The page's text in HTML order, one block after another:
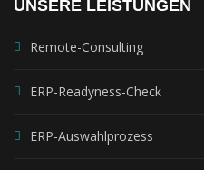
UNSERE LEISTUNGEN
Remote-Consulting
ERP-Readyness-Check
ERP-Auswahlprozess